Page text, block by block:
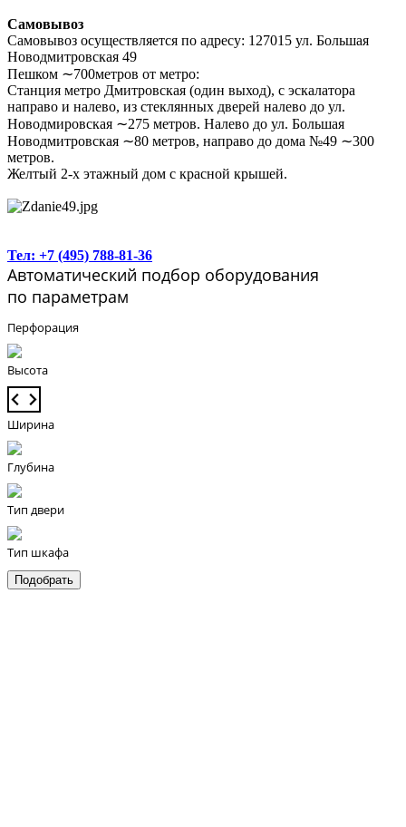
Самовывоз
Самовывоз осуществляется по адресу: 127015 ул. Большая
Новодмитровская 49
Пешком ∼700метров от метро:
Станция метро Дмитровская (один выход), с эскалатора
направо и налево, из стеклянных дверей налево до ул.
Новодмировская ∼275 метров. Налево до ул. Большая
Новодмитровская ∼80 метров, направо до дома №49 ∼300
метров.
Желтый 2-х этажный дом с красной крышей.
Тел: +7 (495) 788-81-36
Автоматический подбор оборудования
по параметрам
Перфорация
Высота
Ширина
Глубина
Тип двери
Тип шкафа